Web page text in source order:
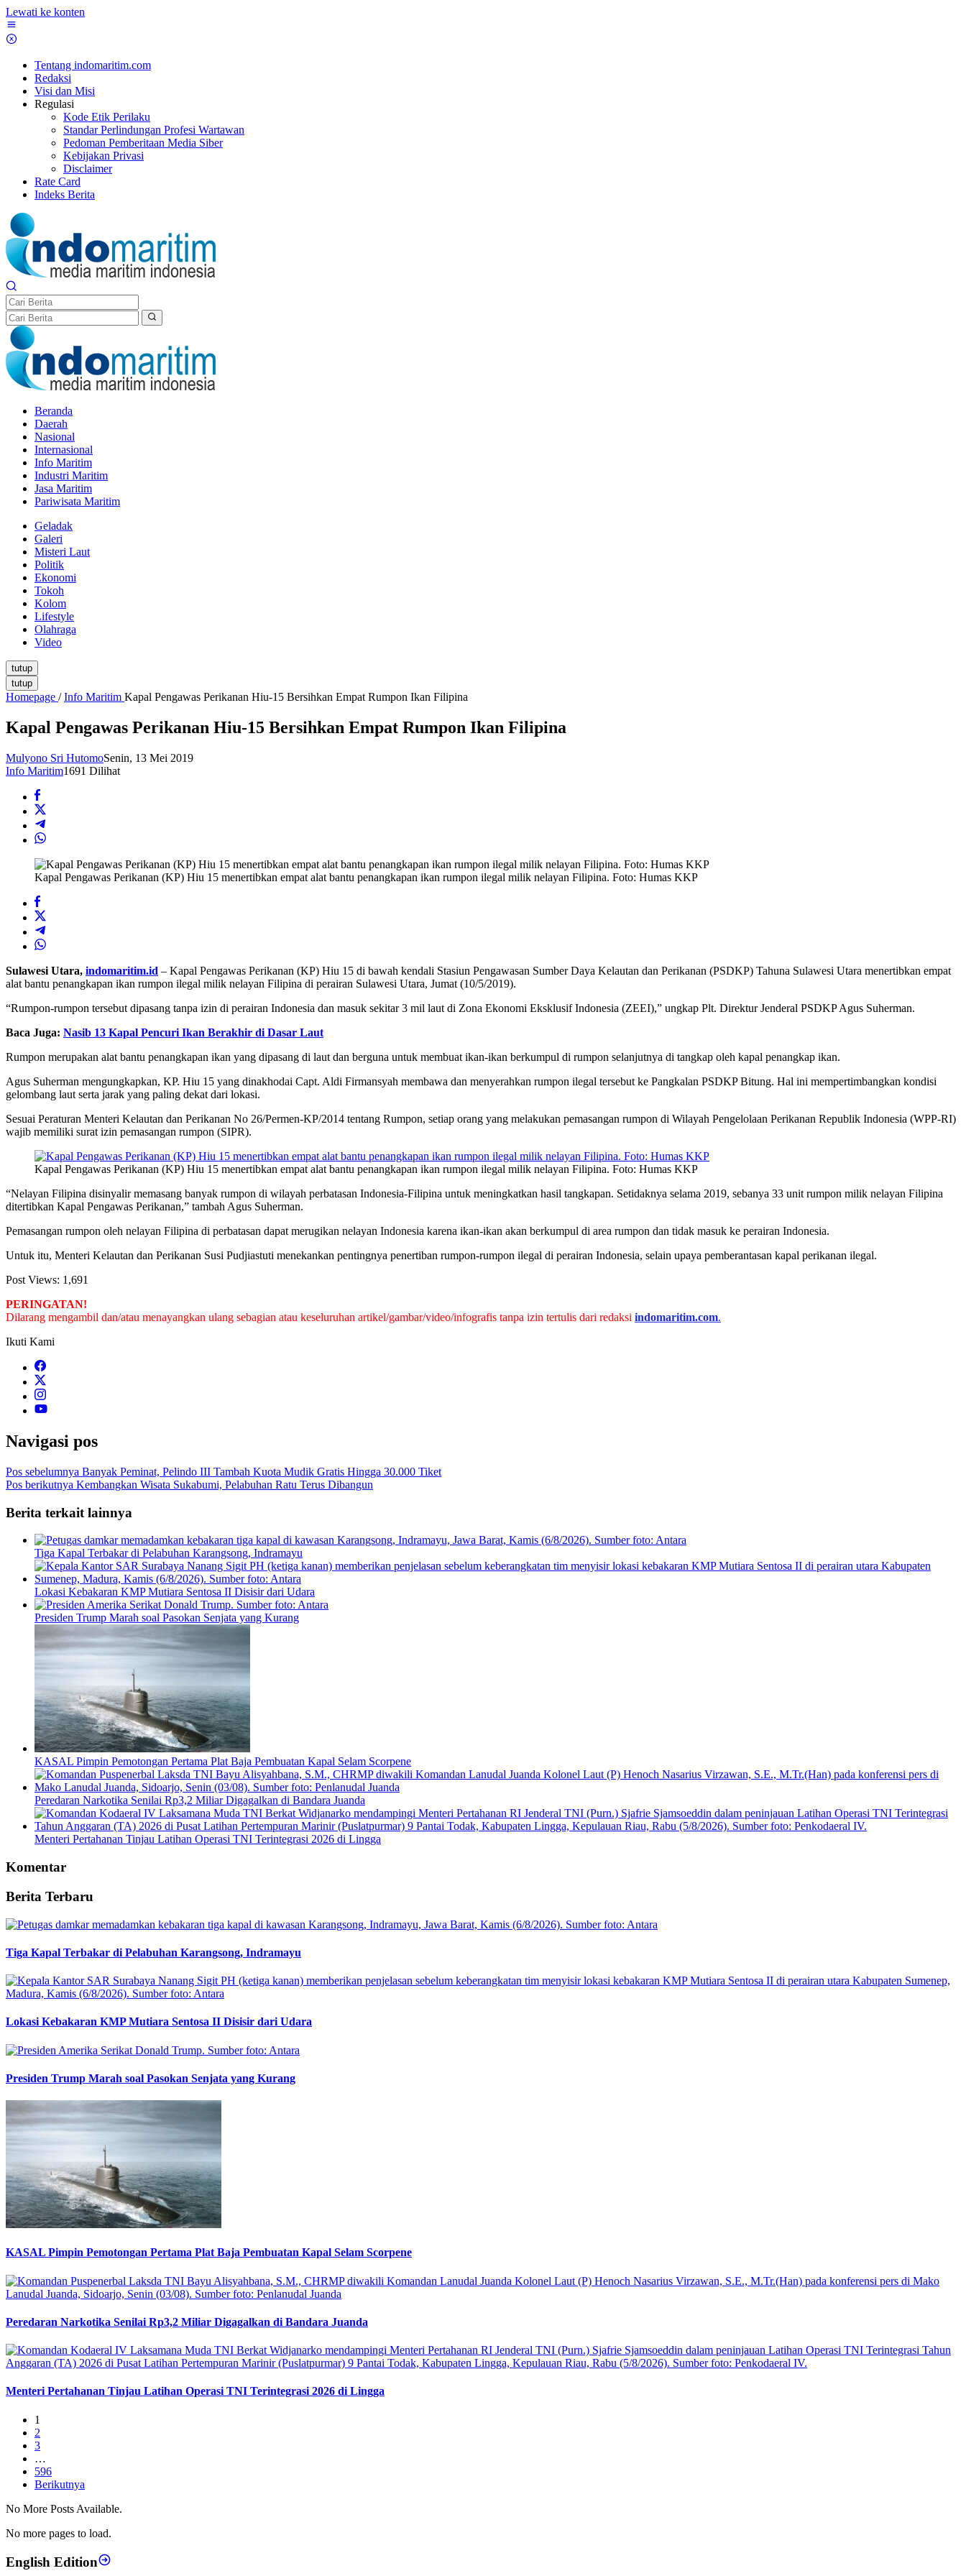
Lewati ke konten
Tentang indomaritim.com
Redaksi
Visi dan Misi
Regulasi
Kode Etik Perilaku
Standar Perlindungan Profesi Wartawan
Pedoman Pemberitaan Media Siber
Kebijakan Privasi
Disclaimer
Rate Card
Indeks Berita
Beranda
Daerah
Nasional
Internasional
Info Maritim
Industri Maritim
Jasa Maritim
Pariwisata Maritim
Geladak
Galeri
Misteri Laut
Politik
Ekonomi
Tokoh
Kolom
Lifestyle
Olahraga
Video
tutup
tutup
Homepage / Info Maritim Kapal Pengawas Perikanan Hiu-15 Bersihkan Empat Rumpon Ikan Filipina
Kapal Pengawas Perikanan Hiu-15 Bersihkan Empat Rumpon Ikan Filipina
Mulyono Sri HutomoSenin, 13 Mei 2019
Info Maritim1691 Dilihat
Kapal Pengawas Perikanan (KP) Hiu 15 menertibkan empat alat bantu penangkapan ikan rumpon ilegal milik nelayan Filipina. Foto: Humas KKP
Sulawesi Utara, indomaritim.id – Kapal Pengawas Perikanan (KP) Hiu 15 di bawah kendali Stasiun Pengawasan Sumber Daya Kelautan dan Perikanan (PSDKP) Tahuna Sulawesi Utara menertibkan empat
alat bantu penangkapan ikan rumpon ilegal milik nelayan Filipina di perairan Sulawesi Utara, Jumat (10/5/2019).
“Rumpon-rumpon tersebut dipasang tanpa izin di perairan Indonesia dan masuk sekitar 3 mil laut di Zona Ekonomi Eksklusif Indonesia (ZEEI),” ungkap Plt. Direktur Jenderal PSDKP Agus Suherman.
Baca Juga: Nasib 13 Kapal Pencuri Ikan Berakhir di Dasar Laut
Rumpon merupakan alat bantu penangkapan ikan yang dipasang di laut dan berguna untuk membuat ikan-ikan berkumpul di rumpon selanjutnya di tangkap oleh kapal penangkap ikan.
Agus Suherman mengungkapkan, KP. Hiu 15 yang dinakhodai Capt. Aldi Firmansyah membawa dan menyerahkan rumpon ilegal tersebut ke Pangkalan PSDKP Bitung. Hal ini mempertimbangkan kondisi
gelombang laut serta jarak yang paling dekat dari lokasi.
Sesuai Peraturan Menteri Kelautan dan Perikanan No 26/Permen-KP/2014 tentang Rumpon, setiap orang yang melakukan pemasangan rumpon di Wilayah Pengelolaan Perikanan Republik Indonesia (WPP-RI)
wajib memiliki surat izin pemasangan rumpon (SIPR).
Kapal Pengawas Perikanan (KP) Hiu 15 menertibkan empat alat bantu penangkapan ikan rumpon ilegal milik nelayan Filipina. Foto: Humas KKP
“Nelayan Filipina disinyalir memasang banyak rumpon di wilayah perbatasan Indonesia-Filipina untuk meningkatkan hasil tangkapan. Setidaknya selama 2019, sebanya 33 unit rumpon milik nelayan Filipina
ditertibkan Kapal Pengawas Perikanan,” tambah Agus Suherman.
Pemasangan rumpon oleh nelayan Filipina di perbatasan dapat merugikan nelayan Indonesia karena ikan-ikan akan berkumpul di area rumpon dan tidak masuk ke perairan Indonesia.
Untuk itu, Menteri Kelautan dan Perikanan Susi Pudjiastuti menekankan pentingnya penertiban rumpon-rumpon ilegal di perairan Indonesia, selain upaya pemberantasan kapal perikanan ilegal.
Post Views: 1,691
PERINGATAN!
Dilarang mengambil dan/atau menayangkan ulang sebagian atau keseluruhan artikel/gambar/video/infografis tanpa izin tertulis dari redaksi indomaritim.com.
Ikuti Kami
Navigasi pos
Pos sebelumnya Banyak Peminat, Pelindo III Tambah Kuota Mudik Gratis Hingga 30.000 Tiket
Pos berikutnya Kembangkan Wisata Sukabumi, Pelabuhan Ratu Terus Dibangun
Berita terkait lainnya
Tiga Kapal Terbakar di Pelabuhan Karangsong, Indramayu
Lokasi Kebakaran KMP Mutiara Sentosa II Disisir dari Udara
Presiden Trump Marah soal Pasokan Senjata yang Kurang
KASAL Pimpin Pemotongan Pertama Plat Baja Pembuatan Kapal Selam Scorpene
Peredaran Narkotika Senilai Rp3,2 Miliar Digagalkan di Bandara Juanda
Menteri Pertahanan Tinjau Latihan Operasi TNI Terintegrasi 2026 di Lingga
Komentar
Berita Terbaru
Tiga Kapal Terbakar di Pelabuhan Karangsong, Indramayu
Lokasi Kebakaran KMP Mutiara Sentosa II Disisir dari Udara
Presiden Trump Marah soal Pasokan Senjata yang Kurang
KASAL Pimpin Pemotongan Pertama Plat Baja Pembuatan Kapal Selam Scorpene
Peredaran Narkotika Senilai Rp3,2 Miliar Digagalkan di Bandara Juanda
Menteri Pertahanan Tinjau Latihan Operasi TNI Terintegrasi 2026 di Lingga
1
2
3
…
596
Berikutnya
No More Posts Available.
No more pages to load.
English Edition